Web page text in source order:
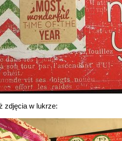
zdjęcia w lukrze: